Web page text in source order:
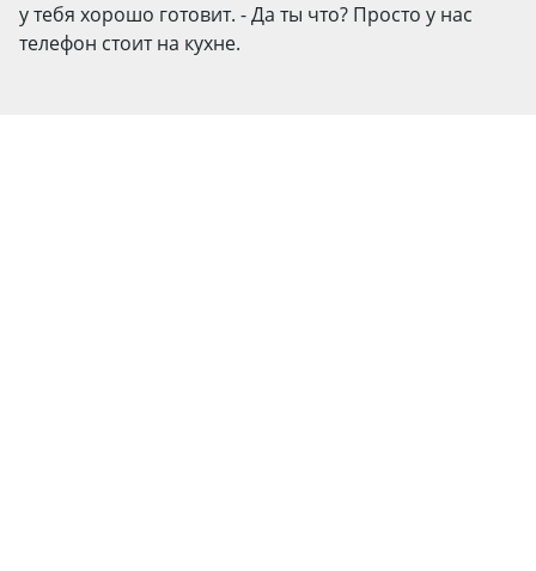
у тебя хорошо готовит. - Да ты что? Просто у нас
телефон стоит на кухне.